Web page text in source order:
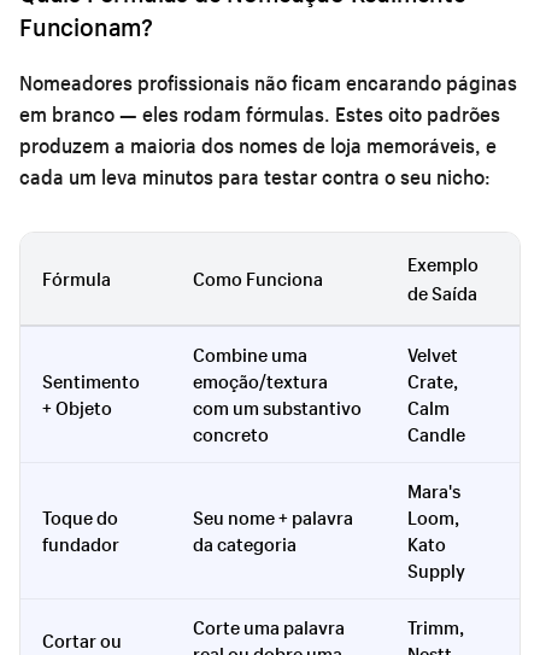
Funcionam?
Nomeadores profissionais não ficam encarando páginas
em branco — eles rodam fórmulas. Estes oito padrões
produzem a maioria dos nomes de loja memoráveis, e
cada um leva minutos para testar contra o seu nicho:
Fórmula Como Funciona
Exemplo
de Saída
Sentimento
+ Objeto
Combine uma
emoção/textura
com um substantivo
concreto
Velvet
Crate,
Calm
Candle
Toque do
fundador
Seu nome + palavra
da categoria
Mara's
Loom,
Kato
Supply
Cortar ou
Corte uma palavra
Trimm,